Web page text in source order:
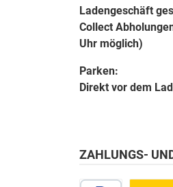
Ladengeschäft
Collect
Uhr möglich)
Parken:
Direkt vor dem
ZAHLUNGS-